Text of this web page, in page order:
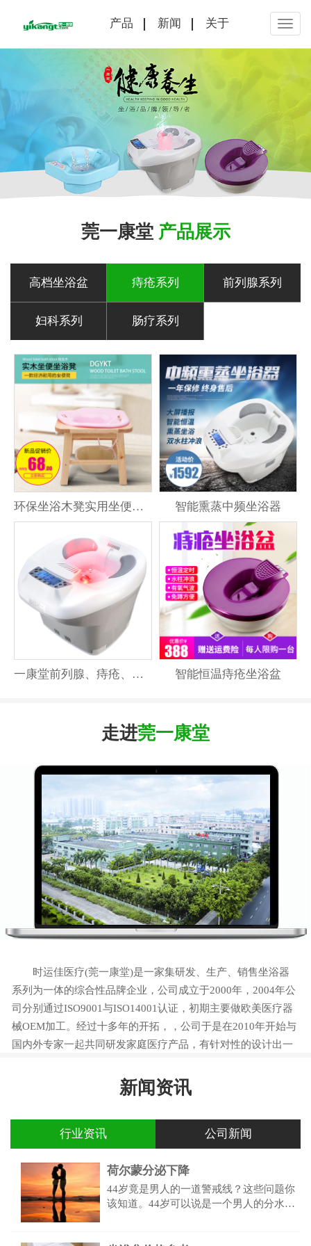
产品 新闻 关于
莞一康堂 产品展示
高档坐浴盆 痔疮系列 前列腺系列
妇科系列 肠疗系列
环保坐浴木凳实用坐便凳子 智能熏蒸中频坐浴器
一康堂前列腺、痔疮、妇科温水坐浴器激光坐浴器系列 智能恒温痔疮坐浴盆
走进莞一康堂
时运佳医疗(莞一康堂)是一家集研发、生产、销售坐浴器
系列为一体的综合性品牌企业，公司成立于2000年，2004年公
司分别通过ISO9001与ISO14001认证，初期主要做欧美医疗器
械OEM加工。经过十多年的开拓，，公司于是在2010年开始与
国内外专家一起共同研发家庭医疗产品，有针对性的设计出一
新闻资讯
行业资讯 公司新闻
荷尔蒙分泌下降
44岁竟是男人的一道警戒线？这些问题你
该知道。44岁可以说是一个男人的分水岭